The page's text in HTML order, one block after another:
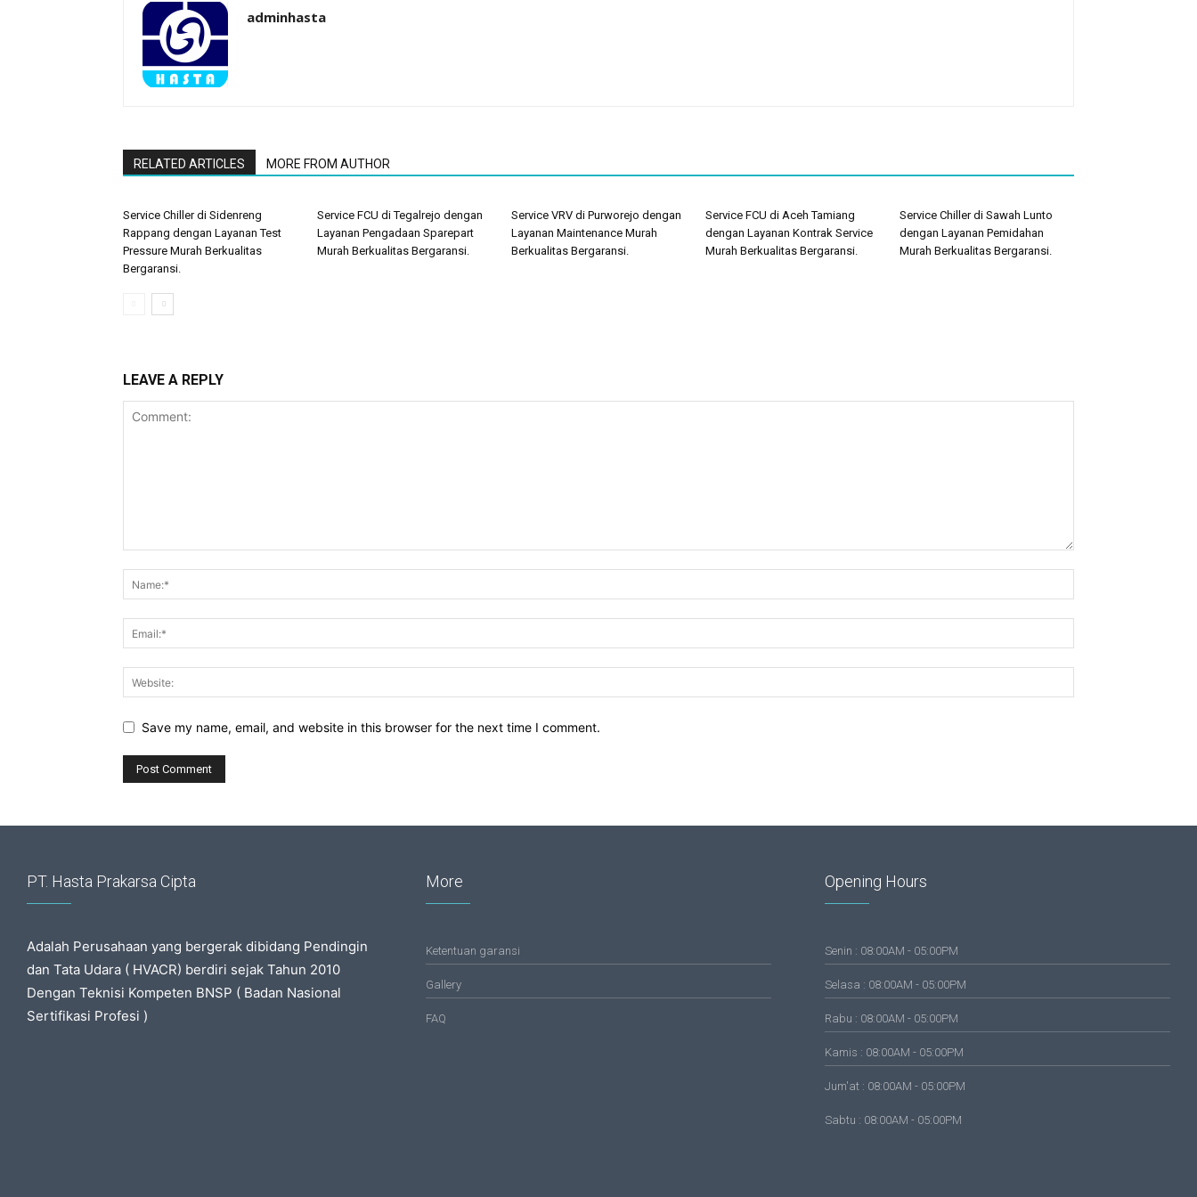
adminhasta
RELATED ARTICLES MORE FROM AUTHOR
Service Chiller di Sidenreng
Rappang dengan Layanan Test
Pressure Murah Berkualitas
Bergaransi.
Service FCU di Tegalrejo dengan
Layanan Pengadaan Sparepart
Murah Berkualitas Bergaransi.
Service VRV di Purworejo dengan
Layanan Maintenance Murah
Berkualitas Bergaransi.
Service FCU di Aceh Tamiang
dengan Layanan Kontrak Service
Murah Berkualitas Bergaransi.
Service Chiller di Sawah Lunto
dengan Layanan Pemidahan
Murah Berkualitas Bergaransi.
LEAVE A REPLY
Save my name, email, and website in this browser for the next time I comment.
PT. Hasta Prakarsa Cipta
Adalah Perusahaan yang bergerak dibidang Pendingin
dan Tata Udara ( HVACR) berdiri sejak Tahun 2010
Dengan Teknisi Kompeten BNSP ( Badan Nasional
Sertifikasi Profesi )
More
Ketentuan garansi
Gallery
FAQ
Opening Hours
Senin : 08:00AM - 05:00PM
Selasa : 08:00AM - 05:00PM
Rabu : 08:00AM - 05:00PM
Kamis : 08:00AM - 05:00PM
Jum'at : 08:00AM - 05:00PM
Sabtu : 08:00AM - 05:00PM